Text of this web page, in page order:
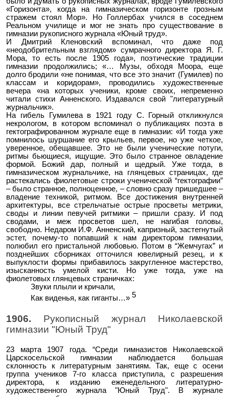
«Горизонта», когда на гимназическом горизонте грозным
стражем стоял Мор». Но Голлербах учился в соседнем
Реальном училище и мог не знать про существование в
гимназии рукописного журнала «Юный труд».
И Дмитрий Кленовский вспоминал, что даже под
«неодобрительным взглядом» сумрачного директора Я. Г.
Мора, то есть после 1905 года», поэтические традиции
гимназии продолжились; «… Музы, обходя Моора, еще
долго бродили «не понимая, что все это значит (Гумилев) по
классам и коридорам», проводились художественные
вечера «на которых ученики, кроме своих, непременно
читали стихи Анненского. Издавался свой "литературный
журнальчик».
На гибель Гумилева в 1921 году С. Горный откликнулся
некрологом, в котором вспоминал о публикациях поэта в
гектографированном журнале еще в гимназии: «И тогда уже
помнилось шуршание его крыльев, первое, но уже четкое,
уверенное, обещавшее. Это не были ученические потуги,
ритмы бьющиеся, ищущие. Это было странное овладение
формой. Божий дар, полный и щедрый. Уже тогда, в
гимназическом журнальчике, на глянцевых страницах, где
растекались фиолетовые строки ученической “гектографии”
– было странное, полноценное, – словно сразу пришедшее –
владение техникой, ритмом. Все достижения внутренней
архитектуры, все стрельчатые острые просветы метрики,
своды и линии певучей ритмики – пришли сразу. И под
сводами, и меж просветов шел, не нагибая головы,
свободно. Недаром И.Ф. Анненский, капризный, застегнутый
эстет, почему-то попавший к нам директором гимназии,
полюбил его пристальной любовью. Потом в “Жемчугах” и
позднейших сборниках отточился ювелирный резец, и к
выпуклости формы прибавилось закругленное мастерство,
изысканность умелой кисти. Но уже тогда, уже на
фиолетовых глянцевых страничках:
Звуки плыли и кричали,
Как виденья, как гиганты…» 5
1906. Рукописный журнал Николаевской
гимназии "Юный Труд"
23 марта 1907 года. “Среди гимназистов Николаевской
Царскосельской гимназии наблюдается большая
склонность к литературным занятиям. Так, еще с осени
группа учеников 7-го класса приступила, с разрешения
директора, к изданию еженедельного литературно-
художественного журнала "Юный Труд". В журнале